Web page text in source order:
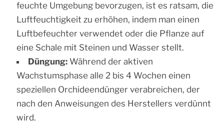
feuchte Umgebung bevorzugen, ist es ratsam, die
Luftfeuchtigkeit zu erhöhen, indem man einen
Luftbefeuchter verwendet oder die Pflanze auf
eine Schale mit Steinen und Wasser stellt.
Düngung:Während der aktiven
Wachstumsphase alle 2 bis 4 Wochen einen
speziellen Orchideendünger verabreichen, der
nach den Anweisungen des Herstellers verdünnt
wird.